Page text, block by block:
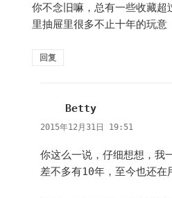
你不念旧嘛，总有一些收藏超
里抽屉里很多不止十年的玩意
回复
Betty
道：
2015年12月31日 19:51
你这么一说，仔细想想，
差不多有10年，至今也还在